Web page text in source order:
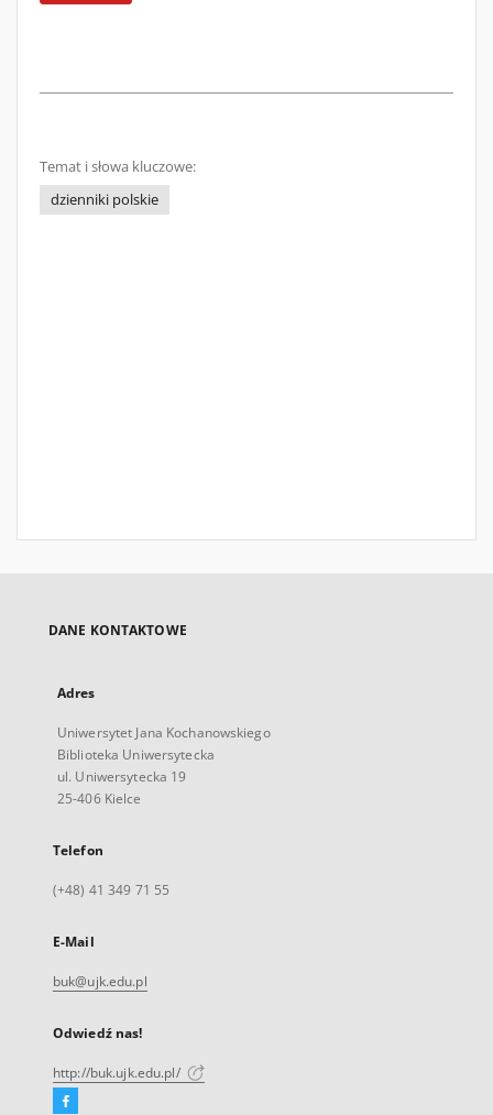
Temat i słowa kluczowe:
dzienniki polskie
DANE KONTAKTOWE
Adres
Uniwersytet Jana Kochanowskiego
Biblioteka Uniwersytecka
ul. Uniwersytecka 19
25-406 Kielce
Telefon
(+48) 41 349 71 55
E-Mail
buk@ujk.edu.pl
Odwiedź nas!
http://buk.ujk.edu.pl/
Facebook